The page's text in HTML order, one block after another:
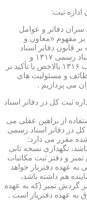
اداره ثبت:
سران دفاتر و عوامل
بر مفهوم «معاون و
قانون دفاتر اسناد
رسمی مصوب ۱۳۱۶ و آئین نامه دفاتر اسناد رسمی ۱۳۱۷ و
نظامنامه قانون دفاتر اسناد رسمی مصوب ۱۳۱۶ بالاخص با تأكید بر
شرح وظائف و مسئولیت های
می پردازیم .
ثبت كل در دفاتر اسناد
مذكور و استفاده از براهین عقلی می
كل در دفاتر اسناد رسمی
نگهداری نسخه ثانی
و دفتر ثبت مكاتبات
رسمی به عهده دفتریار خواهد
هم داشته باشد،
گردش تمبر (كه به عهده
به عهده دفتریار است .